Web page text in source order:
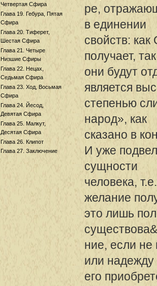
Четвертая Сфира
Глава 19. Гебура, Пятая
Сфира
Глава 20. Тиферет,
Шестая Сфира
Глава 21. Четыре
Низшие Сфиры
Глава 22. Нецах,
Седьмая Сфира
Глава 23. Ход, Восьмая
Сфира
Глава 24. Йесод,
Девятая Сфира
Глава 25. Малкут,
Десятая Сфира
Глава 26. Клипот
Глава 27. Заключение
ре,
в единении
свойств:
получает,
они будут
является
степенью
народ», как
сказано в
И уже
сущности
человека,
желание
это лишь
существова&
ние, если
или надежду
его